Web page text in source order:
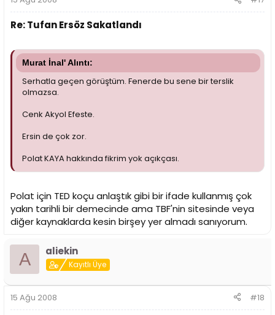
Re: Tufan Ersöz Sakatlandı
Murat İnal' Alıntı:
Serhatla geçen görüştüm. Fenerde bu sene bir terslik
olmazsa.
Cenk Akyol Efeste.
Ersin de çok zor.
Polat KAYA hakkında fikrim yok açıkçası.
Polat için TED koçu anlaştık gibi bir ifade kullanmış çok
yakın tarihli bir demecinde ama TBF'nin sitesinde veya
diğer kaynaklarda kesin birşey yer almadı sanıyorum.
A aliekin
Kayıtlı Üye
15 Ağu 2008 #18